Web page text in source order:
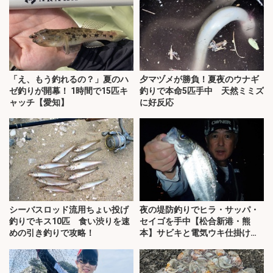
「え、もう釣れるの？」夏のハ
ゼ釣りが開幕！ 1時間で15匹キ
ャッチ【愛知】
夕マヅメが勝負！夏夜のウナギ
釣りで本命5匹手中 天然ミミズ
に好反応
シーバスロッド流用ちょい投げ
釣りでキス10匹 食い渋りを速
めの引き釣りで攻略！
夜の堤防釣りでヒラ・サッパ・
セイゴを手中【松合新港・熊
本】サビキと電気ウキ仕掛けで